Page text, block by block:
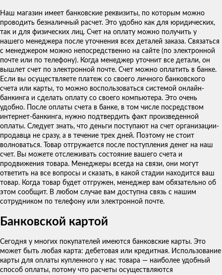
Наш магазин имеет банковские реквизиты, по которым можно
проводить безналичный расчет. Это удобно как для юридических,
так и для физических лиц. Счет на оплату можно получить у
нашего менеджера после уточнения всех деталей заказа. Связаться
с менеджером можно непосредственно на сайте (по электронной
почте или по телефону). Когда менеджер уточнит все детали, он
вышлет счет по электронной почте. Счет можно оплатить в банке.
Если вы осуществляете платеж со своего личного банковского
счета или карты, то можно воспользоваться системой онлайн-
банкинга и сделать оплату со своего компьютера. Это очень
удобно. После оплаты счета в банке, в том числе посредством
интернет-банкинга, нужно подтвердить факт произведенной
оплаты. Следует знать, что деньги поступают на счет организации-
продавца не сразу, а в течение трех дней. Поэтому не стоит
волноваться. Товар отгружается после поступления денег на наш
счет. Вы можете отслеживать состояние вашего счета и
продвижения товара. Менеджеры всегда на связи, они могут
ответить на все вопросы и сказать, в какой стадии находится ваш
товар. Когда товар будет отгружен, менеджер вам обязательно об
этом сообщит. В любом случае вам доступна связь с нашим
сотрудником по телефону или электронной почте.
Банковской картой
Сегодня у многих покупателей имеются банковские карты. Это
может быть любая карта: дебетовая или кредитная. Использование
карты для оплаты купленного у нас товара — наиболее удобный
способ оплаты, потому что расчеты осуществляются